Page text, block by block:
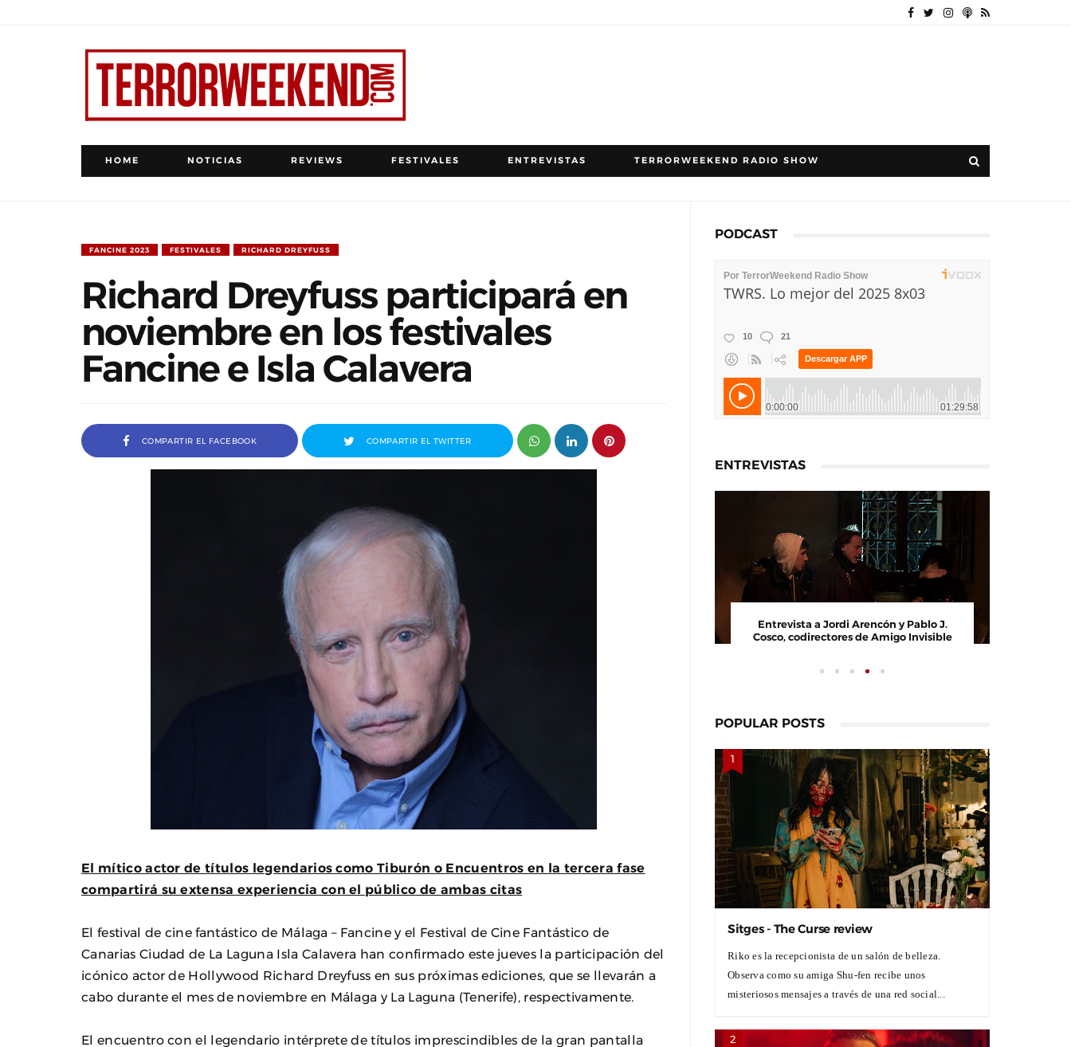
HOME NOTICIAS REVIEWS FESTIVALES ENTREVISTAS TERRORWEEKEND RADIO SHOW
FANCINE 2023 FESTIVALES RICHARD DREYFUSS
Richard Dreyfuss participará en
noviembre en los festivales
Fancine e Isla Calavera
COMPARTIR EL FACEBOOK COMPARTIR EL TWITTER
El mítico actor de títulos legendarios como Tiburón o Encuentros en la tercera fase
compartirá su extensa experiencia con el público de ambas citas
El festival de cine fantástico de Málaga – Fancine y el Festival de Cine Fantástico de
Canarias Ciudad de La Laguna Isla Calavera han confirmado este jueves la participación del
icónico actor de Hollywood Richard Dreyfuss en sus próximas ediciones, que se llevarán a
cabo durante el mes de noviembre en Málaga y La Laguna (Tenerife), respectivamente.
El encuentro con el legendario intérprete de títulos imprescindibles de la gran pantalla
PODCAST
ENTREVISTAS
Entrevista a Jordi Arencón y
Cosco, codirectores de Amigo
Entrevista a Paco Arasanz, director y
guionista de Nos Veremos Esta Noche,
Entrevista a Javier Rueda, organizador
del Madd Film Market
POPULAR POSTS
Sitges - The Curse review
Riko es la recepcionista de un salón de belleza.
Observa como su amiga Shu-fen recibe unos
misteriosos mensajes a través de una red social...